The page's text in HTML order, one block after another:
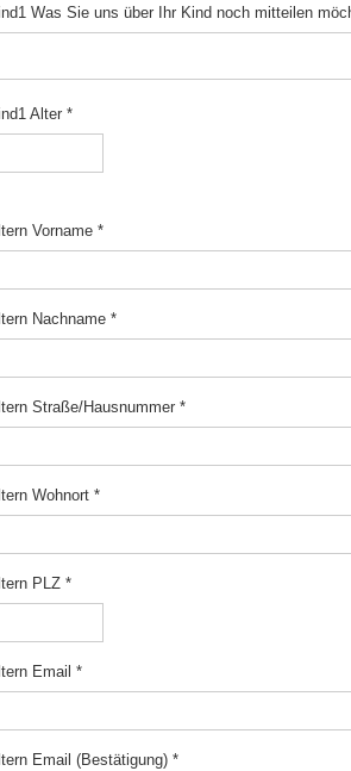
Was Sie uns über Ihr Kind noch mitteilen
Alter *
Vorname *
Nachname *
Straße/Hausnummer *
Wohnort *
PLZ *
Email *
Email (Bestätigung) *